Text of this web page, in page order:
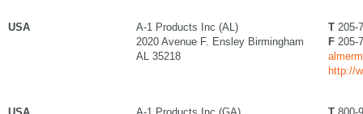
USA
A-1 Products Inc (AL)
2020 Avenue F. Ensley Birmingham
AL 35218
T 205-
F 205-
http://